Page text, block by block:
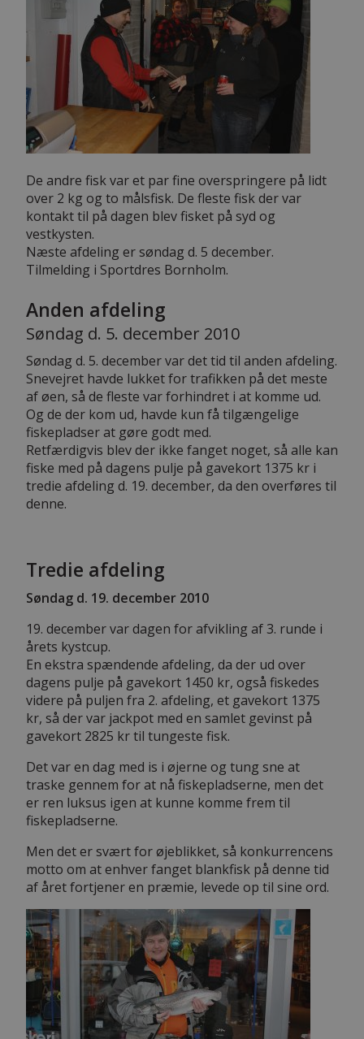
De andre fisk var et par fine overspringere på lidt
over 2 kg og to målsfisk. De fleste fisk der var
kontakt til på dagen blev fisket på syd og
vestkysten.
Næste afdeling er søndag d. 5 december.
Tilmelding i Sportdres Bornholm.
Anden afdeling
Søndag d. 5. december 2010
Søndag d. 5. december var det tid til anden afdeling.
Snevejret havde lukket for trafikken på det meste
af øen, så de fleste var forhindret i at komme ud.
Og de der kom ud, havde kun få tilgængelige
fiskepladser at gøre godt med.
Retfærdigvis blev der ikke fanget noget, så alle kan
fiske med på dagens pulje på gavekort 1375 kr i
tredie afdeling d. 19. december, da den overføres til
denne.
Tredie afdeling
Søndag d. 19. december 2010
19. december var dagen for afvikling af 3. runde i
årets kystcup.
En ekstra spændende afdeling, da der ud over
dagens pulje på gavekort 1450 kr, også fiskedes
videre på puljen fra 2. afdeling, et gavekort 1375
kr, så der var jackpot med en samlet gevinst på
gavekort 2825 kr til tungeste fisk.
Det var en dag med is i øjerne og tung sne at
traske gennem for at nå fiskepladserne, men det
er ren luksus igen at kunne komme frem til
fiskepladserne.
Men det er svært for øjeblikket, så konkurrencens
motto om at enhver fanget blankfisk på denne tid
af året fortjener en præmie, levede op til sine ord.